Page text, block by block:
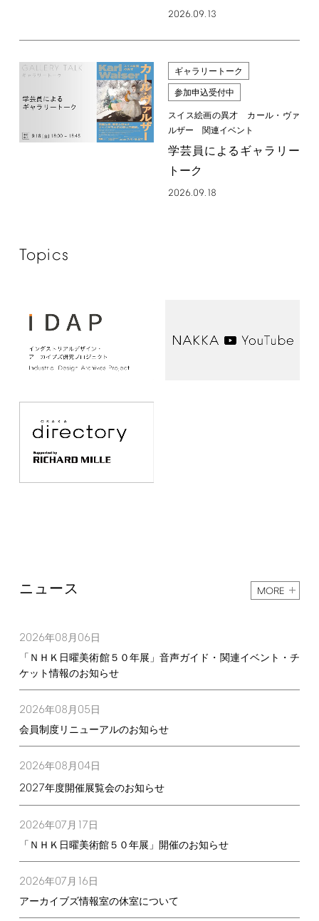
2026.09.13
ギャラリートーク
参加申込受付中
スイス絵画の異才 カール・ヴァ
ルザー 関連イベント
学芸員によるギャラリー
トーク
2026.09.18
Topics
ニュース MORE
2026年08月 06日
「ＮＨＫ日曜美術館５０年展」音声ガイド・関連イベント・チ
ケット情報のお知らせ
2026年08月 05日
会員制度リニューアルのお知らせ
2026年08月 04日
2027年度開催展覧会のお知らせ
2026年07月 17日
「ＮＨＫ日曜美術館５０年展」開催のお知らせ
2026年07月 16日
アーカイブズ情報室の休室について